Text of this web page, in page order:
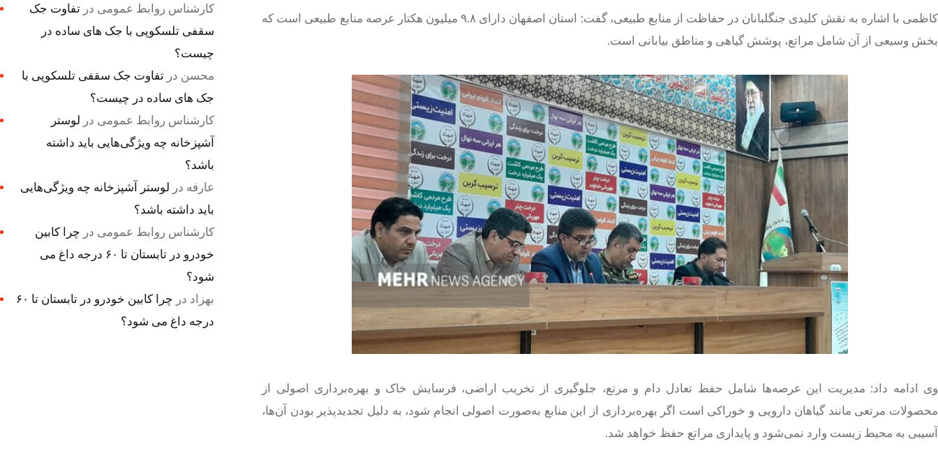
کاظمی با اشاره به نقش کلیدی جنگلبانان در حفاظت از منابع طبیعی، گفت: استان اصفهان دارای ۹.۸ میلیون هکتار عرصه منابع طبیعی است که
بخش وسیعی از آن شامل مراتع، پوشش گیاهی و مناطق بیابانی است.
وی ادامه داد: مدیریت این عرصه‌ها شامل حفظ تعادل دام و مرتع، جلوگیری از تخریب اراضی، فرسایش خاک و بهره‌برداری اصولی از
محصولات مرتعی مانند گیاهان دارویی و خوراکی است اگر بهره‌برداری از این منابع به‌صورت اصولی انجام شود، به دلیل تجدیدپذیر بودن آن‌ها،
آسیبی به محیط زیست وارد نمی‌شود و پایداری مراتع حفظ خواهد شد.
کارشناس روابط عمومی در تفاوت جک
سقفی تلسکوپی با جک های ساده در
چیست؟
محسن در تفاوت جک سقفی تلسکوپی با
جک های ساده در چیست؟
کارشناس روابط عمومی در لوستر
آشپزخانه چه ویژگی‌هایی باید داشته
باشد؟
عارفه در لوستر آشپزخانه چه ویژگی‌هایی
باید داشته باشد؟
کارشناس روابط عمومی در چرا کابین
خودرو در تابستان تا ۶۰ درجه داغ می
شود؟
بهزاد در
چرا کابین خودرو در تابستان تا ۶۰
درجه داغ می شود؟